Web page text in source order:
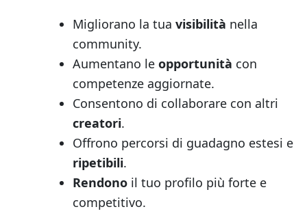
Migliorano la tua visibilità nella
community.
Aumentano le opportunità con
competenze aggiornate.
Consentono di collaborare con altri
creatori.
Offrono percorsi di guadagno estesi e
ripetibili.
Rendono il tuo profilo più forte e
competitivo.